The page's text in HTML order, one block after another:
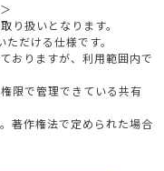
り扱いとなります。
だける仕様です。
おりますが、利用範囲内で
限で管理できている共有
著作権法で定められた場合